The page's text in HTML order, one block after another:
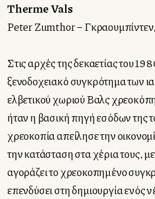
Therme Vals
Peter Zumthor –
Στις αρχές της δεκαετίας του
ξενοδοχειακό συγκρότημα των
ελβετικού χωριού Βαλς
ήταν η βασική πηγή εσόδων της
χρεοκοπία απείλησε την
την κατάσταση στα χέρια τους,
αγοράζει το χρεοκοπημένο
επενδύσει στη δημιουργία ενός